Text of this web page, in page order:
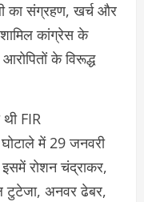
का संग्रहण, खर्च और
कांग्रेस के
के विरूद्ध
FIR
में 29 जनवरी
रोशन चंद्राकर,
टुटेजा, अनवर ढेबर,